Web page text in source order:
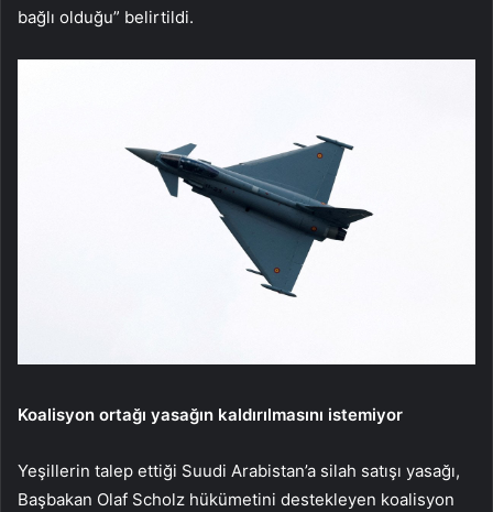
bağlı olduğu” belirtildi.
Koalisyon ortağı yasağın kaldırılmasını istemiyor
Yeşillerin talep ettiği Suudi Arabistan’a silah satışı yasağı,
Başbakan Olaf Scholz hükümetini destekleyen koalisyon